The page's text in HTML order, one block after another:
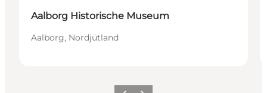
Aalborg Historische Museum
Aalborg, Nordjütland